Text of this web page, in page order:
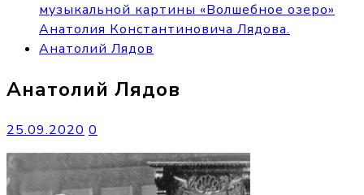
музыкальной картины «Волшебное озеро»
Анатолия Константиновича Лядова.
Анатолий Лядов
Анатолий Лядов
25.09.2020 0